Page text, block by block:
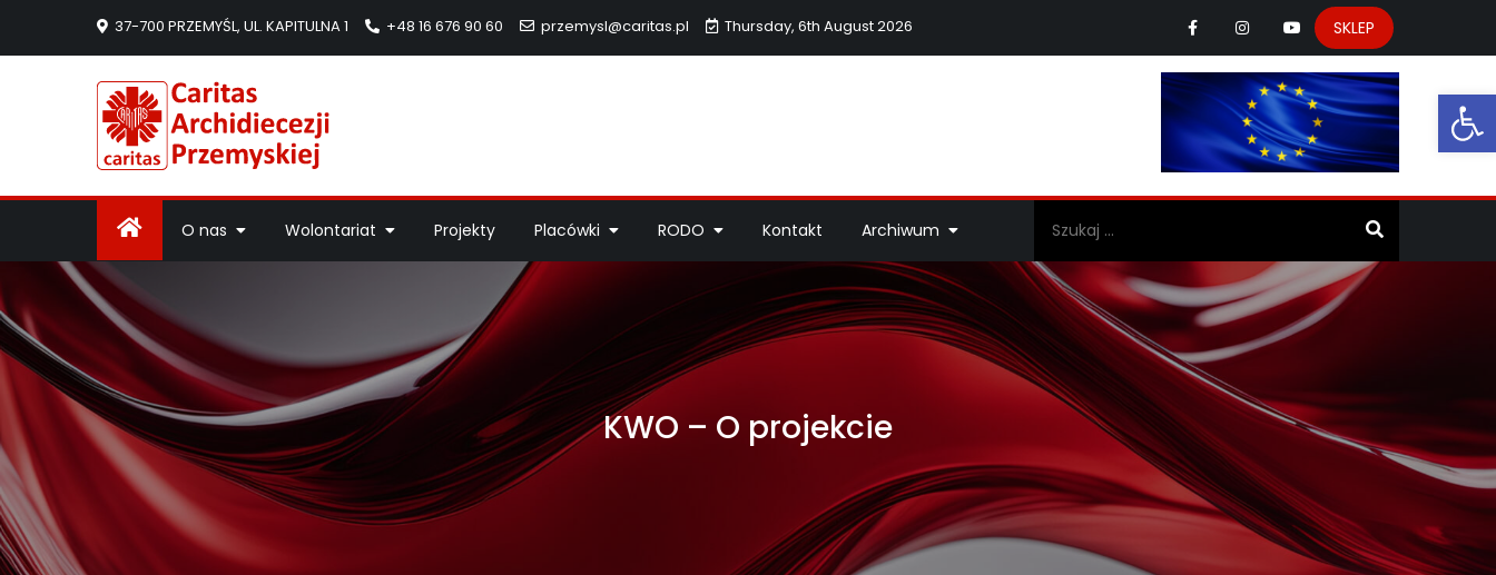
37-700 PRZEMYŚL, UL. KAPITULNA 1 +48 16 676 90 60 przemysl@caritas.pl Thursday, 6th August 2026 SKLEP
O nas Wolontariat Projekty Placówki RODO Kontakt Archiwum
KWO – O projekcie